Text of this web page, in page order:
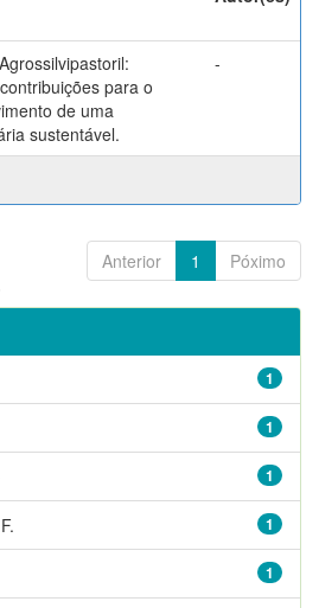
para o
de uma
sustentável.
-
Anterior 1 Póximo
1
1
1
1
1